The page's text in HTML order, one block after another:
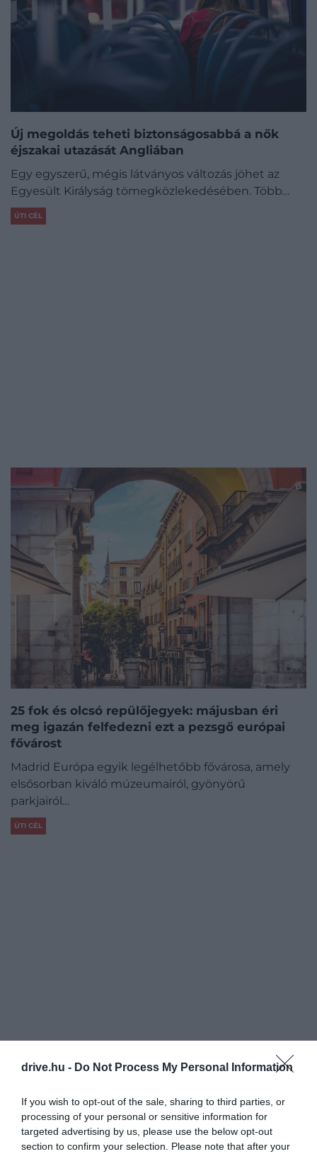
drive.hu - Do Not Process My Personal Information
If you wish to opt-out of the sale, sharing to third parties, or
processing of your personal or sensitive information for
targeted advertising by us, please use the below opt-out
section to confirm your selection. Please note that after your
Új megoldás teheti biztonságosabbá a nők
éjszakai utazását Angliában
Egy egyszerű, mégis látványos változás jöhet az
Egyesült Királyság tömegközlekedésében. Több…
ÚTI CÉL
25 fok és olcsó repülőjegyek: májusban éri
meg igazán felfedezni ezt a pezsgő európai
fővárost
Madrid Európa egyik legélhetőbb fővárosa, amely
elsősorban kiváló múzeumairól, gyönyörű
parkjairól…
ÚTI CÉL